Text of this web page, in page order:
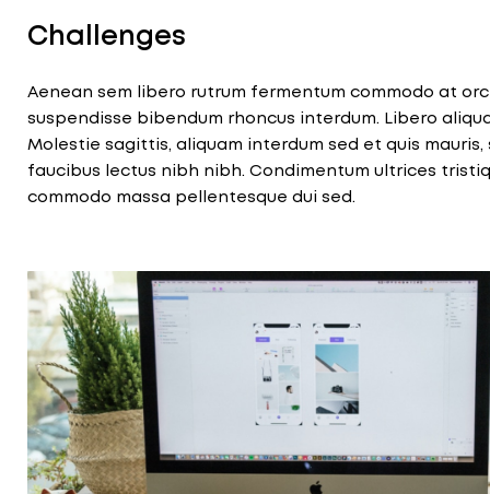
Challenges
Aenean sem libero rutrum fermentum commodo at
suspendisse bibendum rhoncus interdum. Libero
Molestie sagittis, aliquam interdum sed et quis
faucibus lectus nibh nibh. Condimentum ultrices
commodo massa pellentesque dui sed.